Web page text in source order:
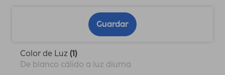
Guardar
Color de Luz (1)
De blanco cálido a luz diurna